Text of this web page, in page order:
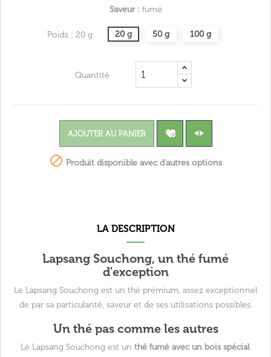
Saveur : fumé
Poids : 20 g 20 g 50 g 100 g
Quantité
AJOUTER AU PANIER
 Produit disponible avec d'autres options
LA DESCRIPTION
Lapsang Souchong, un thé fumé
d'exception
Le Lapsang Souchong est un thé prémium, assez exceptionnel
de par sa particularité, saveur et de ses utilisations possibles.
Un thé pas comme les autres
Le Lapsang Souchong est un thé fumé avec un bois spécial.